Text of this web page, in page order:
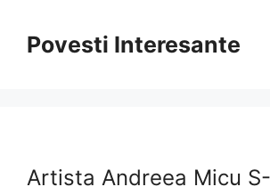
contentPovesti Interesante
Artista Andreea Micu